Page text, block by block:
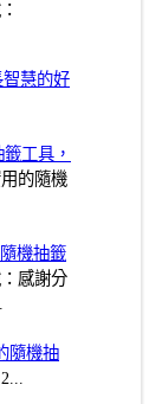
智慧的好
工具，
的隨機
機抽籤
：感謝分
隨機抽